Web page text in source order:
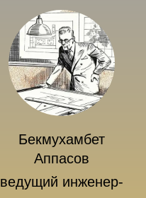
Бекмухамбет
Аппасов
ведущий инженер-